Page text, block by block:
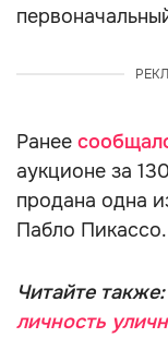
Ранее
аукционе за
продана одна
Пабло Пикассо.
Читайте также:
личность